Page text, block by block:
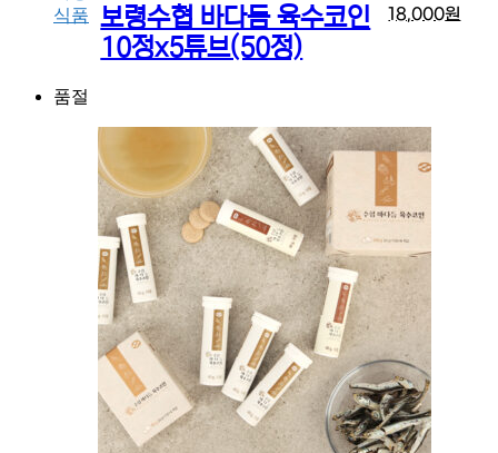
식품
보령수협 바다듬 육수코인
10정x5튜브(50정)
18,000원
품절